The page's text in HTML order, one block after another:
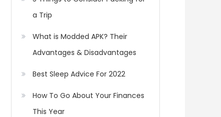
a Trip
What is Modded APK? Their
Advantages & Disadvantages
Best Sleep Advice For 2022
How To Go About Your Finances
This Year